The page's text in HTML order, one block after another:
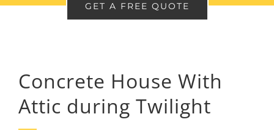
GET A FREE QUOTE
Concrete House With
Attic during Twilight